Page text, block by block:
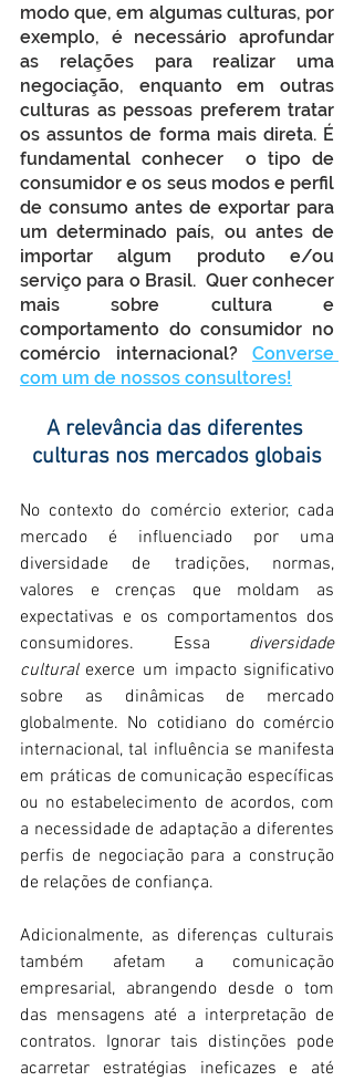
modo que, em algumas culturas, por
exemplo, é necessário aprofundar
as relações para realizar uma
negociação, enquanto em outras
culturas as pessoas preferem tratar
os assuntos de forma mais direta. É
fundamental conhecer  o tipo de
consumidor e os seus modos e perfil
de consumo antes de exportar para
um determinado país, ou antes de
importar algum produto e/ou
serviço para o Brasil.  Quer conhecer
mais sobre cultura e
comportamento do consumidor no
comércio internacional? Converse
com um de nossos consultores!
A relevância das diferentes
culturas nos mercados globais
No contexto do comércio exterior, cada
mercado é influenciado por uma
diversidade de tradições, normas,
valores e crenças que moldam as
expectativas e os comportamentos dos
consumidores. Essa diversidade
cultural exerce um impacto significativo
sobre as dinâmicas de mercado
globalmente. No cotidiano do comércio
internacional, tal influência se manifesta
em práticas de comunicação específicas
ou no estabelecimento de acordos, com
a necessidade de adaptação a diferentes
perfis de negociação para a construção
de relações de confiança.
Adicionalmente, as diferenças culturais
também afetam a comunicação
empresarial, abrangendo desde o tom
das mensagens até a interpretação de
contratos. Ignorar tais distinções pode
acarretar estratégias ineficazes e até